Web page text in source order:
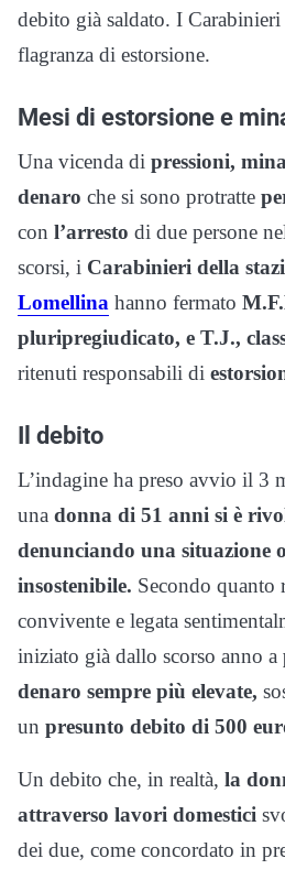
debito già saldato. I
flagranza di estorsione.
Mesi di estorsione e
Una vicenda di pressioni,
denaro che si sono protratte
con l’arresto di due persone
scorsi, i Carabinieri della
Lomellina hanno fermato
pluripregiudicato, e T.J.,
ritenuti responsabili di
Il debito
L’indagine ha preso avvio il 3
una donna di 51 anni si è
denunciando una situazione
insostenibile. Secondo quanto
convivente e legata
iniziato già dallo scorso anno a
denaro sempre più elevate,
un presunto debito di 500
Un debito che, in realtà, la
attraverso lavori domestici
dei due, come concordato in